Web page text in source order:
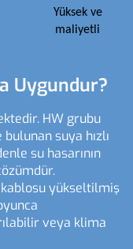
Yüksek ve
maliyetli
Uygundur?
HW grubu
suya hızlı
su hasarının
yükseltilmiş
veya klima